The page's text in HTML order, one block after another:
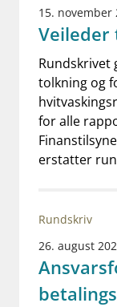
15. november
Veileder
Rundskrivet
tolkning og
for alle
erstatter
Rundskriv
26. august